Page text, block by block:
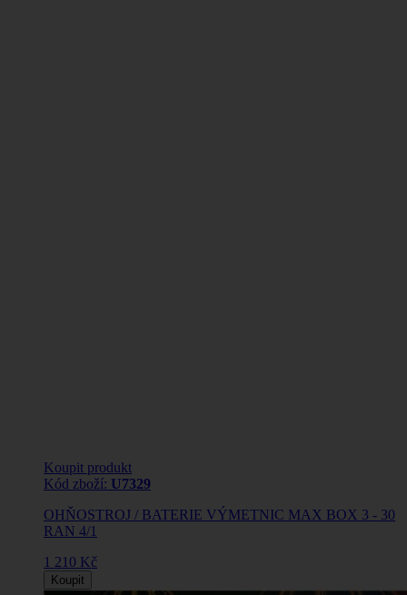
Koupit produkt
Kód zboží: U7329
OHŇOSTROJ / BATERIE VÝMETNIC MAX BOX 3 - 30
RAN 4/1
1 210 Kč
Koupit